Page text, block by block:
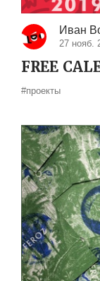
Иван
27 нояб.
FREE
#проекты